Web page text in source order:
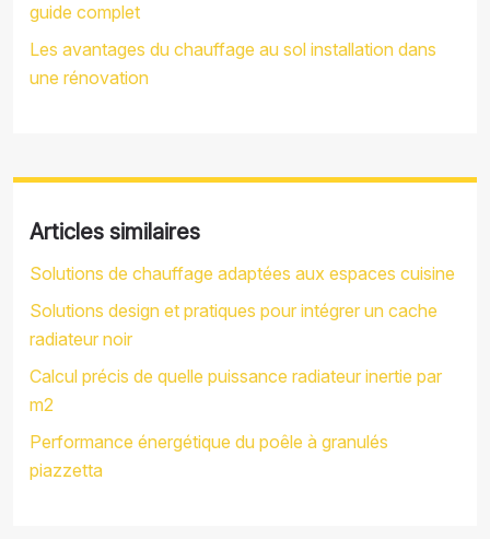
guide complet
Les avantages du chauffage au sol installation dans
une rénovation
Articles similaires
Solutions de chauffage adaptées aux espaces cuisine
Solutions design et pratiques pour intégrer un cache
radiateur noir
Calcul précis de quelle puissance radiateur inertie par
m2
Performance énergétique du poêle à granulés
piazzetta